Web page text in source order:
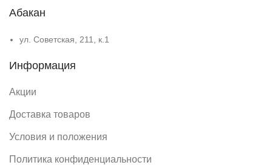
Абакан
ул. Советская, 211, к.1
Информация
Акции
Доставка товаров
Условия и положения
Политика конфиденциальности